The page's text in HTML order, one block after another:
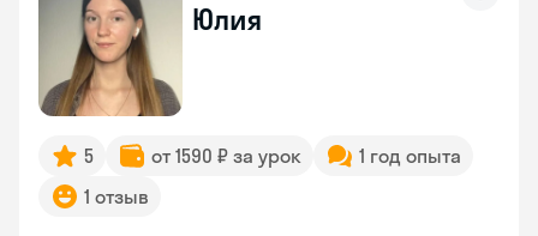
Юлия
5 от 1590 ₽ за урок
1 год опыта
1 отзыв